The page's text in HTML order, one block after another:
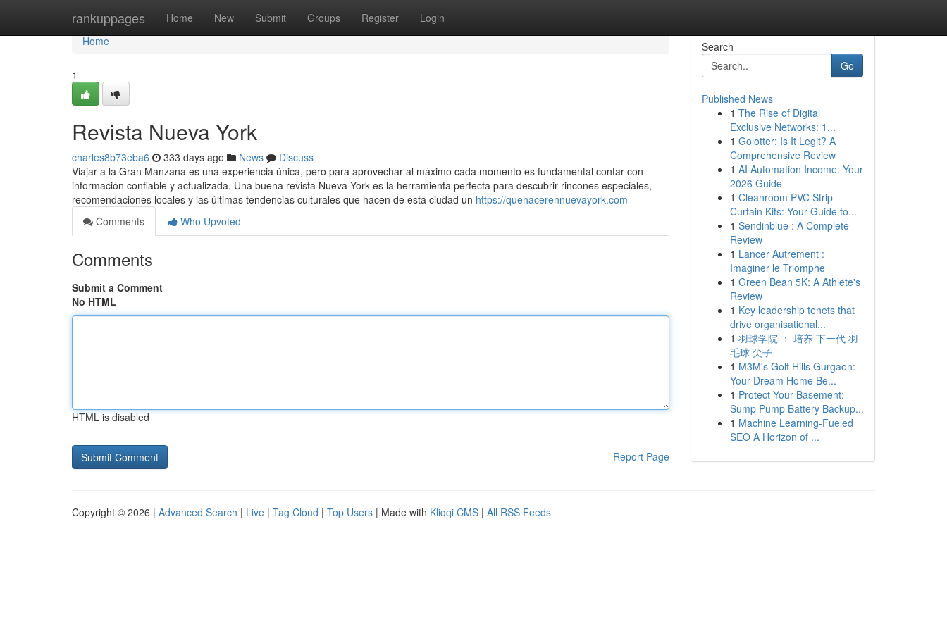
rankuppages Home New Submit Groups Register Login
Home
Home
1
Revista Nueva York
charles8b73eba6 333 days ago News
Discuss
Viajar a la Gran Manzana es una experiencia única, pero para aprovechar al máximo cada momento es fundamental contar con
información confiable y actualizada. Una buena revista Nueva York es la herramienta perfecta para descubrir rincones especiales,
recomendaciones locales y las últimas tendencias culturales que hacen de esta ciudad un https://quehacerennuevayork.com
Comments
Who Upvoted
Comments
Submit a Comment
No HTML
HTML is disabled
Report Page
Search
Go
Published News
1 The Rise of Digital
Exclusive Networks: 1...
1 Golotter: Is It Legit? A
Comprehensive Review
1 AI Automation Income: Your
2026 Guide
1 Cleanroom PVC Strip
Curtain Kits: Your Guide to...
1 Sendinblue : A Complete
Review
1 Lancer Autrement :
Imaginer le Triomphe
1 Green Bean 5K: A Athlete's
Review
1 Key leadership tenets that
drive organisational...
1 羽球学院 ： 培养 下一代 羽
毛球 尖子
1 M3M's Golf Hills Gurgaon:
Your Dream Home Be...
1 Protect Your Basement:
Sump Pump Battery Backup...
1 Machine Learning-Fueled
SEO A Horizon of ...
Copyright © 2026 | Advanced Search | Live | Tag Cloud | Top Users | Made with Kliqqi CMS | All RSS Feeds